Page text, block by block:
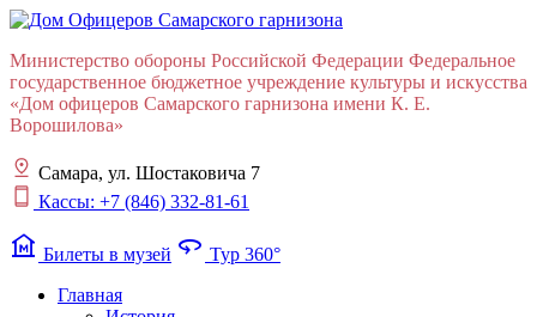
Министерство обороны Российской Федерации Федеральное
государственное бюджетное учреждение культуры и искусства
«Дом офицеров Cамарского гарнизона имени К. Е.
Ворошилова»
Самара, ул. Шостаковича 7
Кассы: +7 (846) 332-81-61
museum Билеты в музей 360 Тур 360°
Главная